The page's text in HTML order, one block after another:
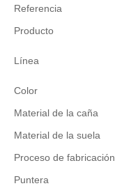
Referencia
Producto
Línea
Color
Material de la caña
Material de la suela
Proceso de fabricación
Puntera